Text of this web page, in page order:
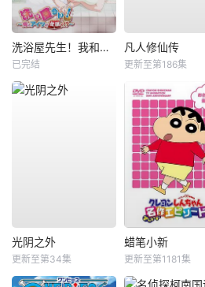
洗浴屋先生！我和那家伙在女浴池！？
已完结
凡人修仙传
更新至第186集
光阴之外
更新至第34集
蜡笔小新
更新至第1181集